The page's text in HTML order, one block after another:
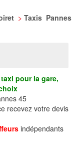
> Taxis Pannes
pour la gare,
45
recevez votre devis
indépendants